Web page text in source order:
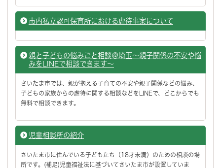
市内私立認可保育所における虐待事案について
親と子どもの悩みごと相談＠埼玉～親子関係の不安や悩
みをLINEで相談できます～
さいたま市では、親が抱える子育ての不安や親子関係などの悩み、
子どもの家族からの虐待に関する相談などをLINEで、どこからでも
無料で相談できます。
児童相談所の紹介
さいたま市に住んでいる子どもたち（18才未満）のための相談の場
所です。(補足)児童福祉法に基づいてさいたま市が設置していま